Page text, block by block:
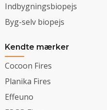
Indbygningsbiopejs
Byg-selv biopejs
Kendte mærker
Cocoon Fires
Planika Fires
Effeuno